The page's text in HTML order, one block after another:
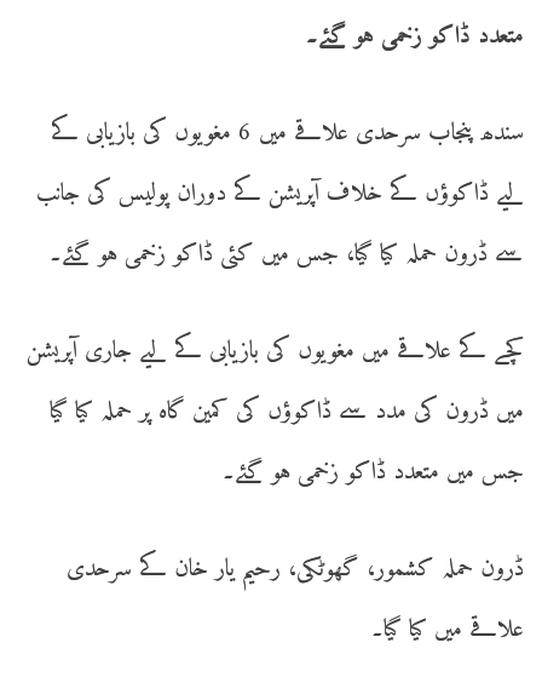
متعدد ڈاکو زخمی ہو گئے۔
سندھ پنجاب سرحدی علاقے میں 6 مغویوں کی بازیابی کے
لیے ڈاکوؤں کے خلاف آپریشن کے دوران پولیس کی جانب
سے ڈرون حملہ کیا گیا، جس میں کئی ڈاکو زخمی ہو گئے۔
کچے کے علاقے میں مغویوں کی بازیابی کے لیے جاری آپریشن
میں ڈرون کی مدد سے ڈاکوؤں کی کمین گاہ پر حملہ کیا گیا
جس میں متعدد ڈاکو زخمی ہو گئے۔
ڈرون حملہ کشمور، گھوٹکی، رحیم یار خان کے سرحدی
علاقے میں کیا گیا۔